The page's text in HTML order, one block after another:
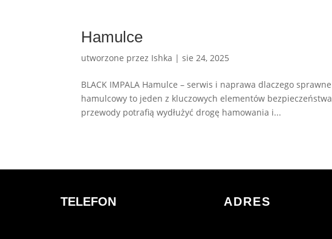
Hamulce
utworzone przez Ishka |sie 24, 2025
BLACK IMPALA Hamulce – serwis i naprawa dlaczego
hamulcowy to jeden z kluczowych elementów
przewody potrafią wydłużyć drogę hamowania i...
TELEFON ADRES